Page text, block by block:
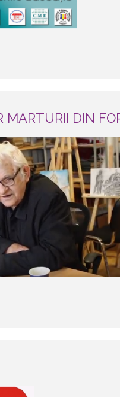
MARTURII DIN